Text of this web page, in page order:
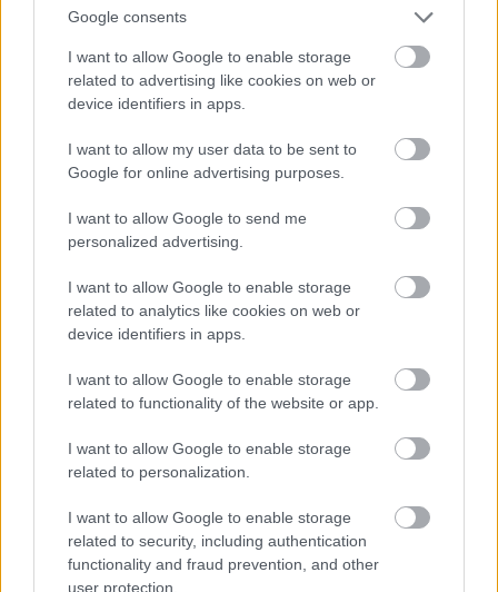
Google consents
I want to allow Google to enable storage
related to advertising like cookies on web or
device identifiers in apps.
I want to allow my user data to be sent to
Google for online advertising purposes.
I want to allow Google to send me
personalized advertising.
I want to allow Google to enable storage
related to analytics like cookies on web or
device identifiers in apps.
I want to allow Google to enable storage
related to functionality of the website or app.
I want to allow Google to enable storage
related to personalization.
I want to allow Google to enable storage
related to security, including authentication
functionality and fraud prevention, and other
user protection.
VAGY
Steve the Great
10 éve
Nem sok részt láttam a HT-ből, de mindig az az
érzésem, hogy úgy készült, hogy a szerkesztők 4-5
sör után megpróbáltak vicceseket mondani a filmről.
Itt a megjegyzések úgy 1/4-e ül, a többi ilyen
kötözködés.